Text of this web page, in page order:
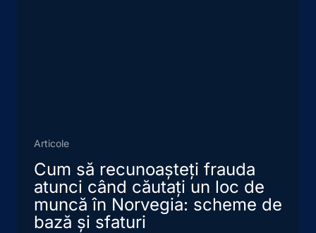
Articole
Cum să recunoașteți frauda
atunci când căutați un loc de
muncă în Norvegia: scheme de
bază și sfaturi